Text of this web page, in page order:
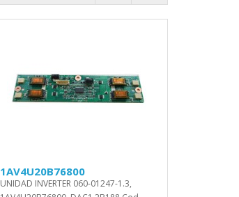
1AV4U20B76800
UNIDAD INVERTER 060-01247-1.3,